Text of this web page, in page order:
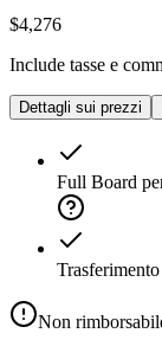
$4,276
Include tasse e
Dettagli sui prezzi
Full Board
Non